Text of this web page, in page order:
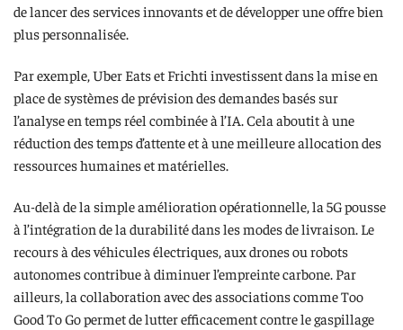
de lancer des services innovants et de développer une offre bien
plus personnalisée.
Par exemple, Uber Eats et Frichti investissent dans la mise en
place de systèmes de prévision des demandes basés sur
l’analyse en temps réel combinée à l’IA. Cela aboutit à une
réduction des temps d’attente et à une meilleure allocation des
ressources humaines et matérielles.
Au-delà de la simple amélioration opérationnelle, la 5G pousse
à l’intégration de la durabilité dans les modes de livraison. Le
recours à des véhicules électriques, aux drones ou robots
autonomes contribue à diminuer l’empreinte carbone. Par
ailleurs, la collaboration avec des associations comme Too
Good To Go permet de lutter efficacement contre le gaspillage